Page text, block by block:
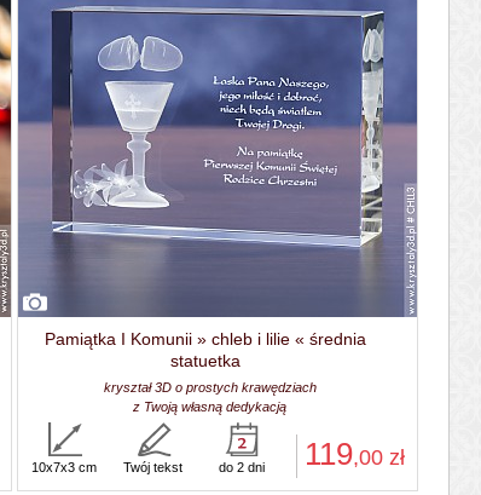
Pamiątka I Komunii » chleb i lilie « średnia
statuetka
kryształ 3D o prostych krawędziach
z Twoją własną dedykacją
119,00zł
10x7x3 cm Twój tekst do 2 dni